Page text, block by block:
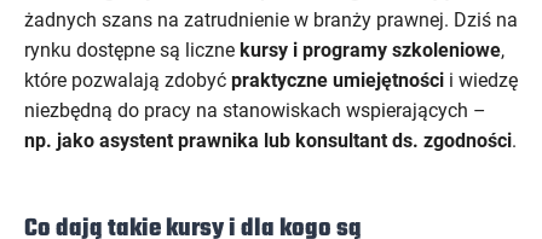
żadnych szans na zatrudnienie w branży prawnej. Dziś na
rynku dostępne są liczne kursy i programy szkoleniowe,
które pozwalają zdobyć praktyczne umiejętności i wiedzę
niezbędną do pracy na stanowiskach wspierających –
np. jako asystent prawnika lub konsultant ds. zgodności.
Co dają takie kursy i dla kogo są